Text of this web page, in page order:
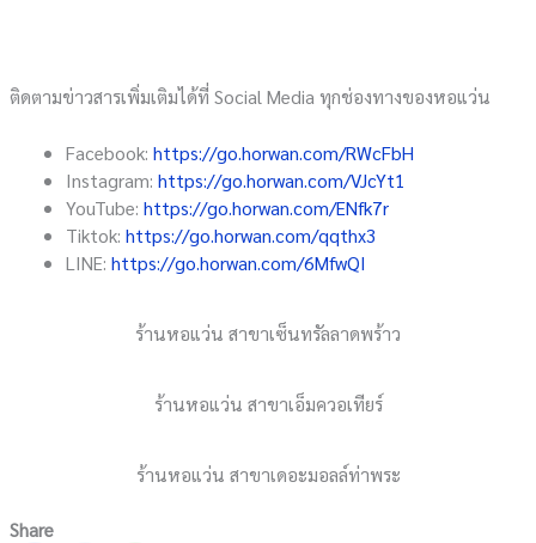
ติดตามข่าวสารเพิ่มเติมได้ที่ Social Media ทุกช่องทางของหอแว่น
Facebook: https://go.horwan.com/RWcFbH
Instagram: https://go.horwan.com/VJcYt1
YouTube: https://go.horwan.com/ENfk7r
Tiktok: https://go.horwan.com/qqthx3
LINE: https://go.horwan.com/6MfwQI
ร้านหอแว่น สาขาเซ็นทรัลลาดพร้าว
ร้านหอแว่น สาขาเอ็มควอเทียร์
ร้านหอแว่น สาขาเดอะมอลล์ท่าพระ
Share